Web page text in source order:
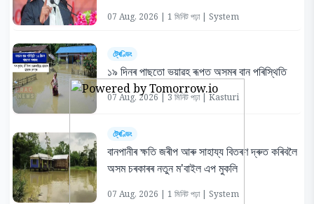
07 Aug, 2026 | 1 মিনিট পঢ়া | System
ট্ৰেণ্ডিং
১৯ দিনৰ পাছতো ভয়াৱহ ৰূপত অসমৰ বান পৰিস্থিতি
07 Aug, 2026 | 3 মিনিট পঢ়া | Kasturi
ট্ৰেণ্ডিং
বানপানীৰ ক্ষতি জৰীপ আৰু সাহায্য বিতৰণ দ্ৰুত কৰিবলৈ
অসম চৰকাৰৰ নতুন ম'বাইল এপ মুকলি
07 Aug, 2026 | 1 মিনিট পঢ়া | System